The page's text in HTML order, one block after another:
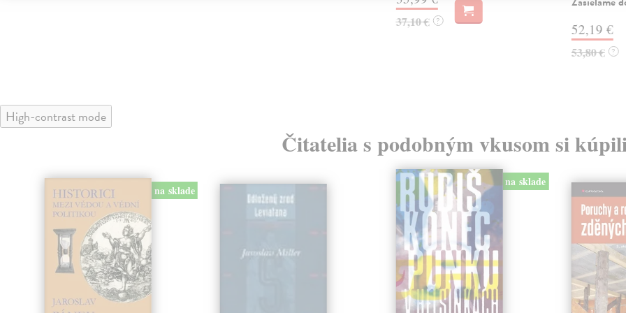
37,10 € ? 52,19 €
53,80 € ?
High-contrast mode
Čitatelia s podobným vkusom si
na sklade
na sklade